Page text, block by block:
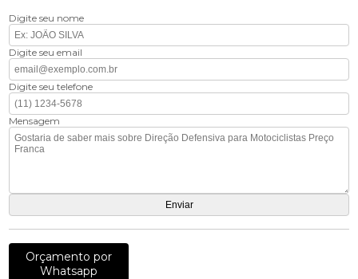
Digite seu nome
Digite seu email
Digite seu telefone
Mensagem
Orçamento por
Whatsapp